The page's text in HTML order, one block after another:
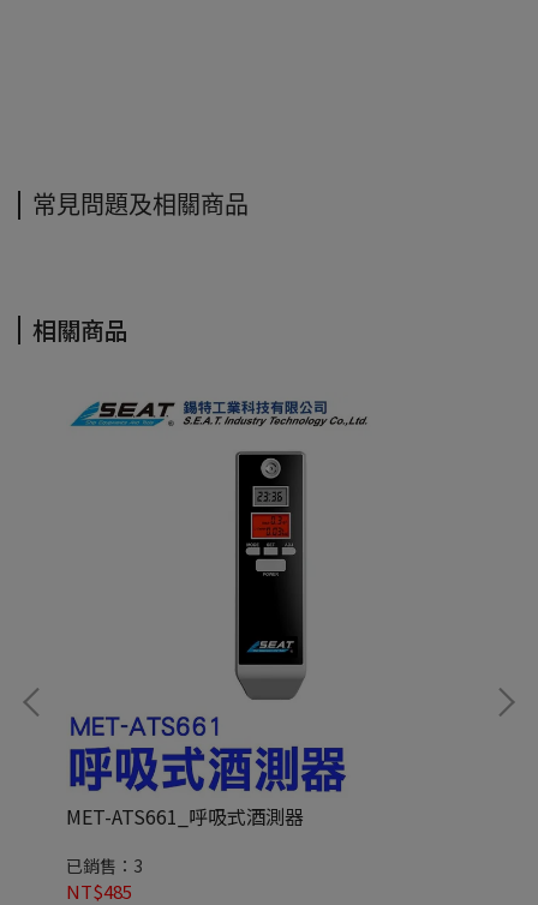
常見問題及相關商品
相關商品
MET-ATS661_呼吸式酒測器
已銷售：3
NT$485